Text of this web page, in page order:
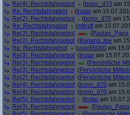
Re(4): Rechtsfahrgebot (bono_d70 am
Re: Rechtsfahrgebot
( Instar am
Re(2): Rechtsfahrgebot
(bono_d70 am
Re: Rechtsfahrgebot
(mthsffam
Re(3): Rechtsfahrgebot
(Paulas_Papa
Re(2): Rechtsfahrgebot (Banana Joe am
Re: Rechtsfahrgebot
(user86060 am
Re(3): Rechtsfahrgebot ( Instar am
Re(3): Rechtsfahrgebot
(Persönliche
Re(3): Rechtsfahrgebot (Persönliche
Re(2): Rechtsfahrgebot (Persönliche
Re(4): Rechtsfahrgebot (bono_d70 am
Re(4): Rechtsfahrgebot (bono_d70 am
Re(5): Rechtsfahrgebot
( Instar am
Re(3): Rechtsfahrgebot
(Paulas_Papa